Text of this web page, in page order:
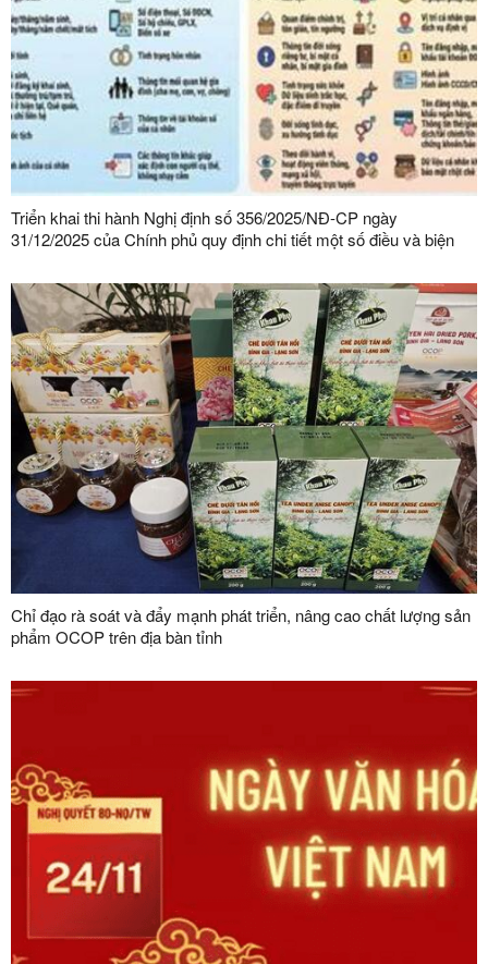
Triển khai thi hành Nghị định số 356/2025/NĐ-CP ngày
31/12/2025 của Chính phủ quy định chi tiết một số điều và biện
Sơn
Chỉ đạo rà soát và đẩy mạnh phát triển, nâng cao chất lượng sản
phẩm OCOP trên địa bàn tỉnh